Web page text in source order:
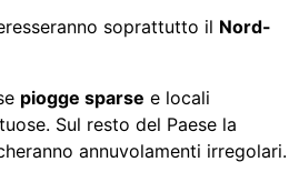
soprattutto il Nord-
piogge sparse e locali
Sul resto del Paese la
annuvolamenti irregolari.